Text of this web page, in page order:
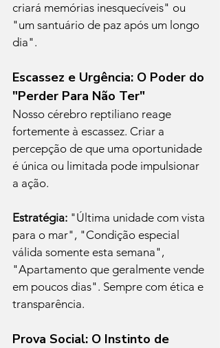
criará memórias inesquecíveis" ou
"um santuário de paz após um longo
dia".
Escassez e Urgência: O Poder do
"Perder Para Não Ter"
Nosso cérebro reptiliano reage
fortemente à escassez. Criar a
percepção de que uma oportunidade
é única ou limitada pode impulsionar
a ação.
Estratégia: "Última unidade com vista
para o mar", "Condição especial
válida somente esta semana",
"Apartamento que geralmente vende
em poucos dias". Sempre com ética e
transparência.
Prova Social: O Instinto de